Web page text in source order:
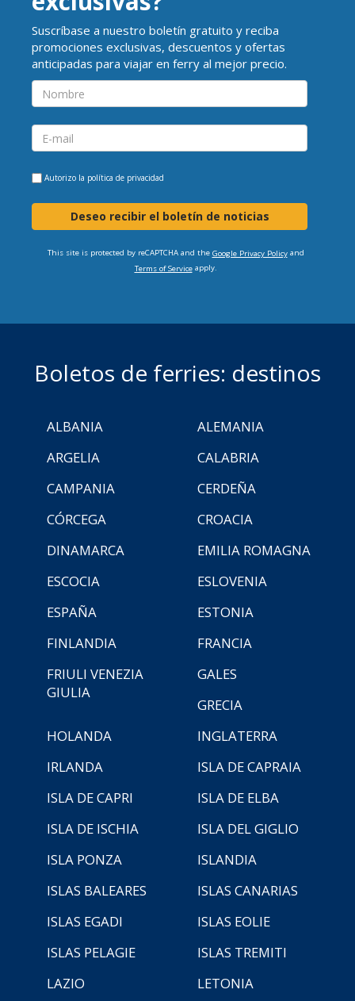
Suscríbase a nuestro boletín gratuito y reciba
promociones exclusivas, descuentos y ofertas
anticipadas para viajar en ferry al mejor precio.
Autorizo la política de privacidad
Deseo recibir el boletín de noticias
This site is protected by reCAPTCHA and the Google Privacy Policyand
Terms of Serviceapply.
Boletos de ferries: destinos
ALBANIA
ALEMANIA
ARGELIA
CALABRIA
CAMPANIA
CERDEÑA
CÓRCEGA
CROACIA
DINAMARCA
EMILIA ROMAGNA
ESCOCIA
ESLOVENIA
ESPAÑA
ESTONIA
FINLANDIA
FRANCIA
FRIULI VENEZIA
GIULIA
GALES
GRECIA
HOLANDA
INGLATERRA
IRLANDA
ISLA DE CAPRAIA
ISLA DE CAPRI
ISLA DE ELBA
ISLA DE ISCHIA
ISLA DEL GIGLIO
ISLA PONZA
ISLANDIA
ISLAS BALEARES
ISLAS CANARIAS
ISLAS EGADI
ISLAS EOLIE
ISLAS PELAGIE
ISLAS TREMITI
LAZIO
LETONIA